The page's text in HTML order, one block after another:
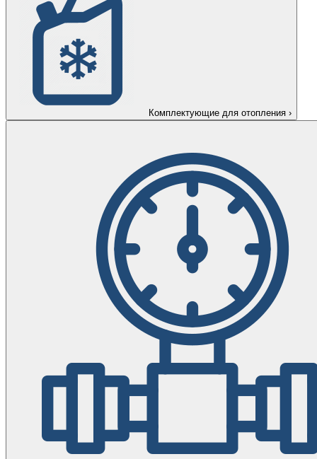
Комплектующие для отопления ›